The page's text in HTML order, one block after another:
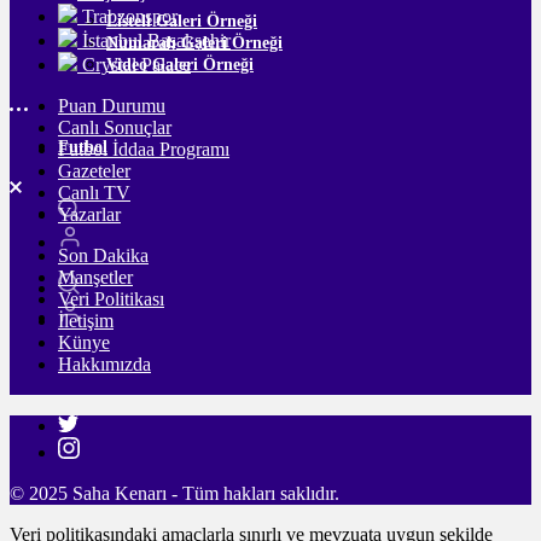
Listeli Galeri Örneği
Numaralı Galeri Örneği
Video Galeri Örneği
Futbol
Trabzonspor
İstanbul Başakşehir
Crystal Palace
Puan Durumu
Canlı Sonuçlar
Futbol İddaa Programı
Gazeteler
Canlı TV
Yazarlar
Son Dakika
Manşetler
Veri Politikası
İletişim
Künye
Hakkımızda
© 2025 Saha Kenarı - Tüm hakları saklıdır.
Veri politikasındaki amaçlarla sınırlı ve mevzuata uygun şekilde